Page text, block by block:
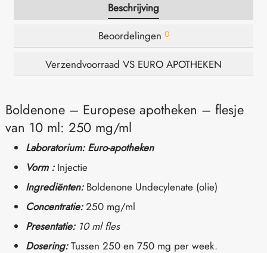
Beschrijving
Beoordelingen 0
Verzendvoorraad VS EURO APOTHEKEN
Boldenone – Europese apotheken – flesje
van 10 ml: 250 mg/ml
Laboratorium: Euro-apotheken
Vorm : Injectie
Ingrediënten: Boldenone Undecylenate (olie)
Concentratie:250 mg/ml
Presentatie:10 ml fles
Dosering: Tussen 250 en 750 mg per week.